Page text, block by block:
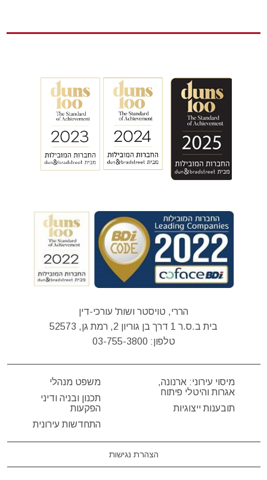
הררי, טויסטר ושות' עורכי-דין
בית ב.ס.ר 1 דרך בן גוריון 2, רמת גן, 52573
טלפון: 03-755-3800
מיסוי עירוני: ארנונה,
אגרות והיטלי פיתוח
תובענות ייצוגיות
משפט מנהלי
תכנון ובניה ודיני
הפקעות
התחדשות עירונית
הצהרת נגישות